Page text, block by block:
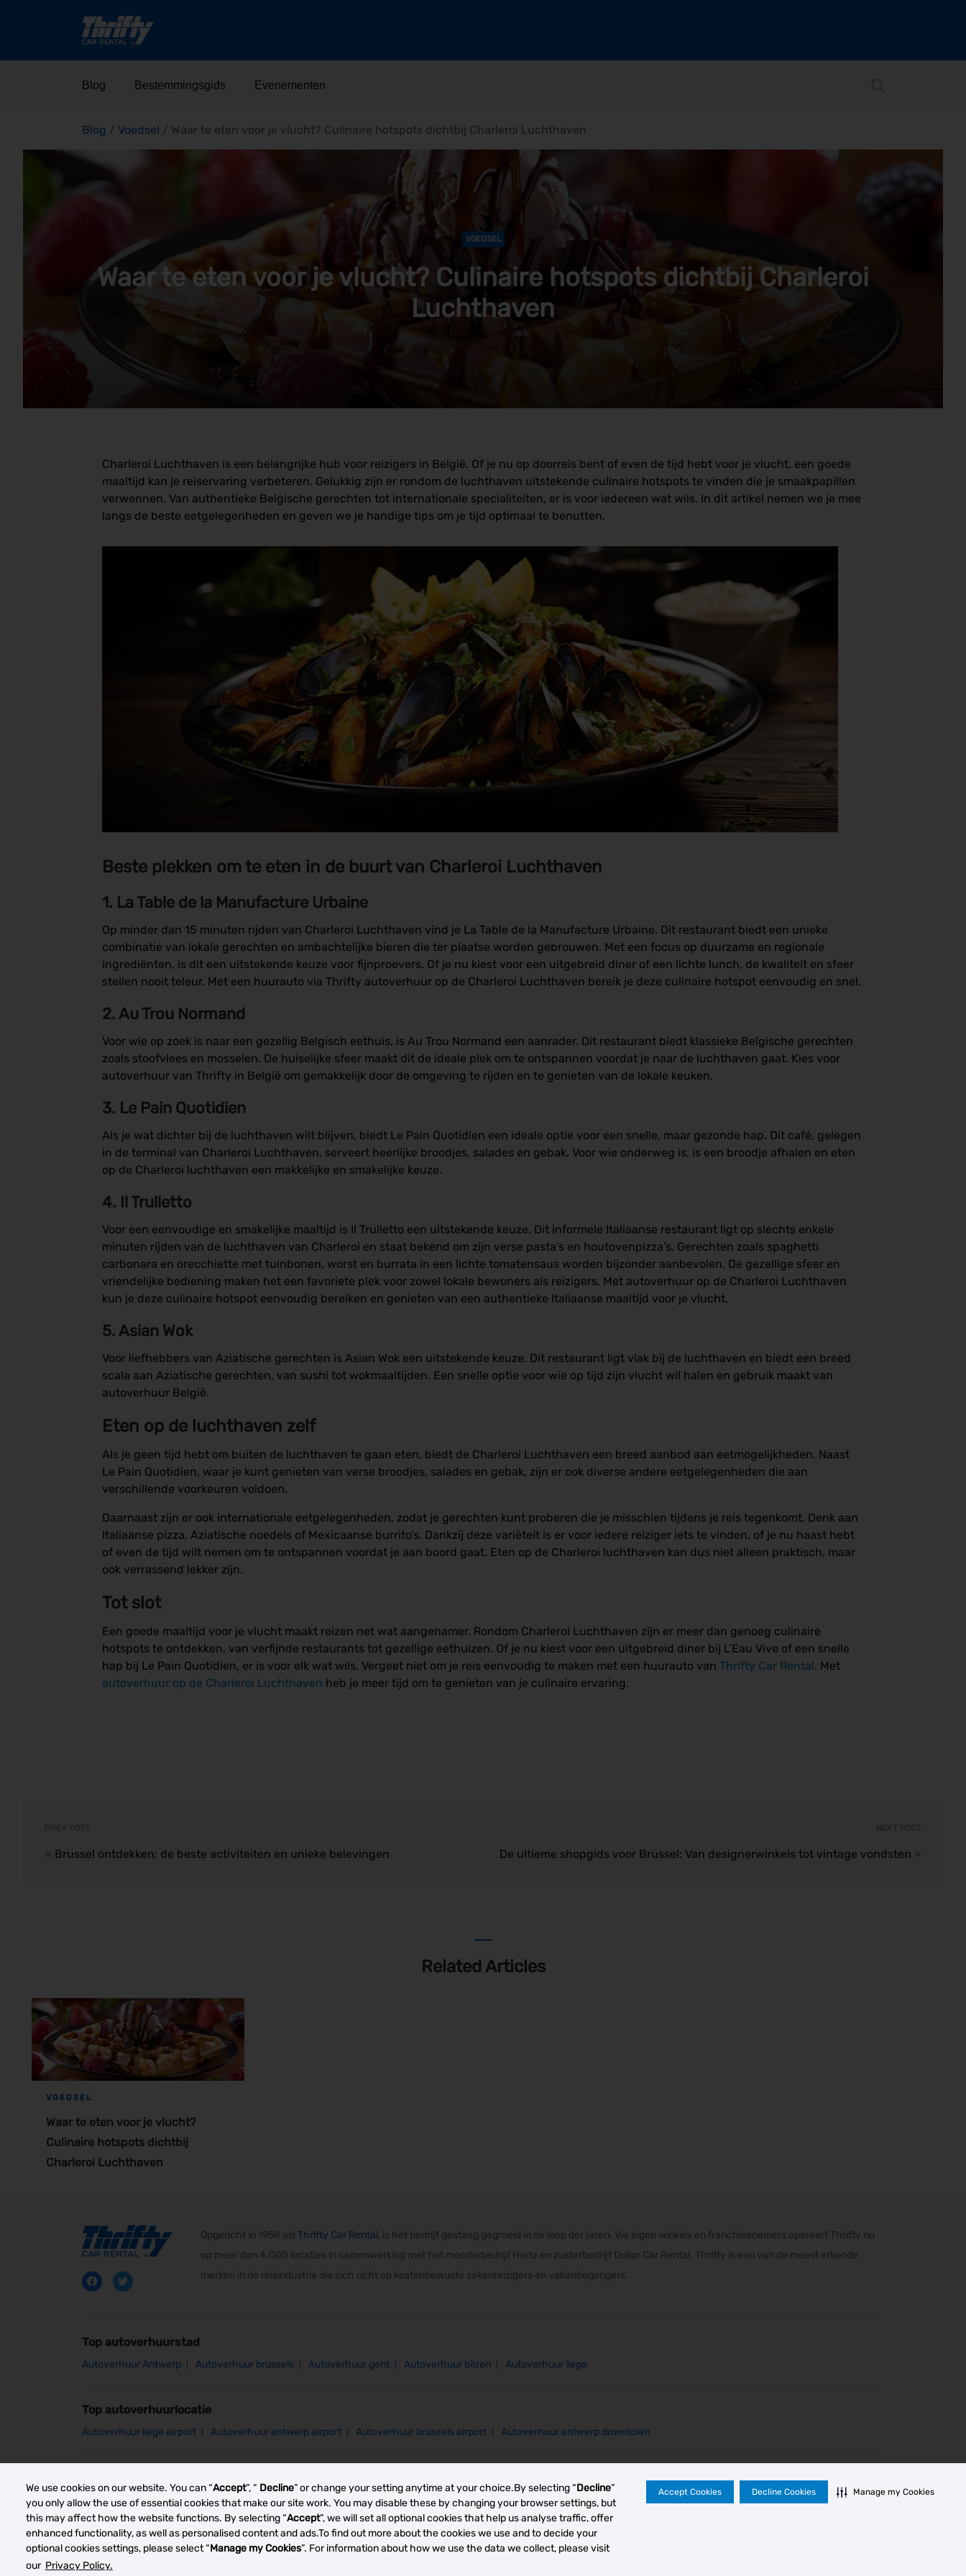
We use cookies on our website. You can “Accept”, “ Decline” or change your setting anytime at your choice.By selecting “Decline”
you only allow the use of essential cookies that make our site work. You may disable these by changing your browser settings, but
this may affect how the website functions. By selecting “Accept”, we will set all optional cookies that help us analyse traffic, offer
enhanced functionality, as well as personalised content and ads.To find out more about the cookies we use and to decide your
optional cookies settings, please select “Manage my Cookies”. For information about how we use the data we collect, please visit
our Privacy Policy.
Accept Cookies Decline Cookies Manage my Cookies
Blog Bestemmingsgids Evenementen
Blog / Voedsel / Waar te eten voor je vlucht? Culinaire hotspots dichtbij Charleroi Luchthaven
VOEDSEL
Waar te eten voor je vlucht? Culinaire hotspots dichtbij Charleroi
Luchthaven
Charleroi Luchthaven is een belangrijke hub voor reizigers in België. Of je nu op doorreis bent of even de tijd hebt voor je vlucht, een goede
maaltijd kan je reiservaring verbeteren. Gelukkig zijn er rondom de luchthaven uitstekende culinaire hotspots te vinden die je smaakpapillen
verwennen. Van authentieke Belgische gerechten tot internationale specialiteiten, er is voor iedereen wat wils. In dit artikel nemen we je mee
langs de beste eetgelegenheden en geven we je handige tips om je tijd optimaal te benutten.
Beste plekken om te eten in de buurt van Charleroi Luchthaven
1. La Table de la Manufacture Urbaine
Op minder dan 15 minuten rijden van Charleroi Luchthaven vind je La Table de la Manufacture Urbaine. Dit restaurant biedt een unieke
combinatie van lokale gerechten en ambachtelijke bieren die ter plaatse worden gebrouwen. Met een focus op duurzame en regionale
ingrediënten, is dit een uitstekende keuze voor fijnproevers. Of je nu kiest voor een uitgebreid diner of een lichte lunch, de kwaliteit en sfeer
stellen nooit teleur. Met een huurauto via Thrifty autoverhuur op de Charleroi Luchthaven bereik je deze culinaire hotspot eenvoudig en snel.
2. Au Trou Normand
Voor wie op zoek is naar een gezellig Belgisch eethuis, is Au Trou Normand een aanrader. Dit restaurant biedt klassieke Belgische gerechten
zoals stoofvlees en mosselen. De huiselijke sfeer maakt dit de ideale plek om te ontspannen voordat je naar de luchthaven gaat. Kies voor
autoverhuur van Thrifty in België om gemakkelijk door de omgeving te rijden en te genieten van de lokale keuken.
3. Le Pain Quotidien
Als je wat dichter bij de luchthaven wilt blijven, biedt Le Pain Quotidien een ideale optie voor een snelle, maar gezonde hap. Dit café, gelegen
in de terminal van Charleroi Luchthaven, serveert heerlijke broodjes, salades en gebak. Voor wie onderweg is, is een broodje afhalen en eten
op de Charleroi luchthaven een makkelijke en smakelijke keuze.
4. Il Trulletto
Voor een eenvoudige en smakelijke maaltijd is Il Trulletto een uitstekende keuze. Dit informele Italiaanse restaurant ligt op slechts enkele
minuten rijden van de luchthaven van Charleroi en staat bekend om zijn verse pasta’s en houtovenpizza’s. Gerechten zoals spaghetti
carbonara en orecchiette met tuinbonen, worst en burrata in een lichte tomatensaus worden bijzonder aanbevolen. De gezellige sfeer en
vriendelijke bediening maken het een favoriete plek voor zowel lokale bewoners als reizigers. Met autoverhuur op de Charleroi Luchthaven
kun je deze culinaire hotspot eenvoudig bereiken en genieten van een authentieke Italiaanse maaltijd voor je vlucht.
5. Asian Wok
Voor liefhebbers van Aziatische gerechten is Asian Wok een uitstekende keuze. Dit restaurant ligt vlak bij de luchthaven en biedt een breed
scala aan Aziatische gerechten, van sushi tot wokmaaltijden. Een snelle optie voor wie op tijd zijn vlucht wil halen en gebruik maakt van
autoverhuur België.
Eten op de luchthaven zelf
Als je geen tijd hebt om buiten de luchthaven te gaan eten, biedt de Charleroi Luchthaven een breed aanbod aan eetmogelijkheden. Naast
Le Pain Quotidien, waar je kunt genieten van verse broodjes, salades en gebak, zijn er ook diverse andere eetgelegenheden die aan
verschillende voorkeuren voldoen.
Daarnaast zijn er ook internationale eetgelegenheden, zodat je gerechten kunt proberen die je misschien tijdens je reis tegenkomt. Denk aan
Italiaanse pizza, Aziatische noedels of Mexicaanse burrito’s. Dankzij deze variëteit is er voor iedere reiziger iets te vinden, of je nu haast hebt
of even de tijd wilt nemen om te ontspannen voordat je aan boord gaat. Eten op de Charleroi luchthaven kan dus niet alleen praktisch, maar
ook verrassend lekker zijn.
Tot slot
Een goede maaltijd voor je vlucht maakt reizen net wat aangenamer. Rondom Charleroi Luchthaven zijn er meer dan genoeg culinaire
hotspots te ontdekken, van verfijnde restaurants tot gezellige eethuizen. Of je nu kiest voor een uitgebreid diner bij L’Eau Vive of een snelle
hap bij Le Pain Quotidien, er is voor elk wat wils. Vergeet niet om je reis eenvoudig te maken met een huurauto van Thrifty Car Rental. Met
autoverhuur op de Charleroi Luchthaven heb je meer tijd om te genieten van je culinaire ervaring.
PREV POST
« Brussel ontdekken: de beste activiteiten en unieke belevingen
NEXT POST
De ultieme shopgids voor Brussel: Van designerwinkels tot vintage vondsten »
Related Articles
VOEDSEL
Waar te eten voor je vlucht?
Culinaire hotspots dichtbij
Charleroi Luchthaven
Opgericht in 1958 als Thrifty Car Rental, is het bedrijf gestaag gegroeid in de loop der jaren. Via eigen winkels en franchisenemers opereert Thrifty nu
op meer dan 4.000 locaties in samenwerking met het moederbedrijf Hertz en zusterbedrijf Dollar Car Rental. Thrifty is een van de meest erkende
merken in de reisindustrie die zich richt op kostenbewuste zakenreizigers en vakantiegangers.
Top autoverhuurstad
Autoverhuur Antwerp Autoverhuur brussels Autoverhuur gent Autoverhuur bilzen Autoverhuur liege
Top autoverhuurlocatie
Autoverhuur liege airport Autoverhuur antwerp airport Autoverhuur brussels airport Autoverhuur antwerp downtown
© 2023 Thrifty Rent a Car System, Inc. Privacy Policy -